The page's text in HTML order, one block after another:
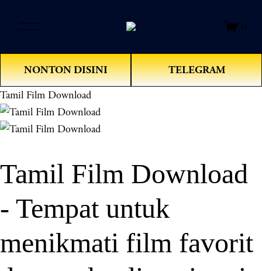
e
n
M
e
u
0
NONTON DISINI TELEGRAM
Tamil Film Download
Tamil Film Download
- Tempat untuk
menikmati film favorit